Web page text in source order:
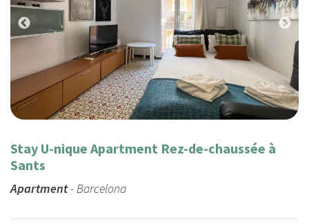
Previous
Stay U-nique Apartment Rez-de-chaussée à
Sants
Apartment- Barcelona